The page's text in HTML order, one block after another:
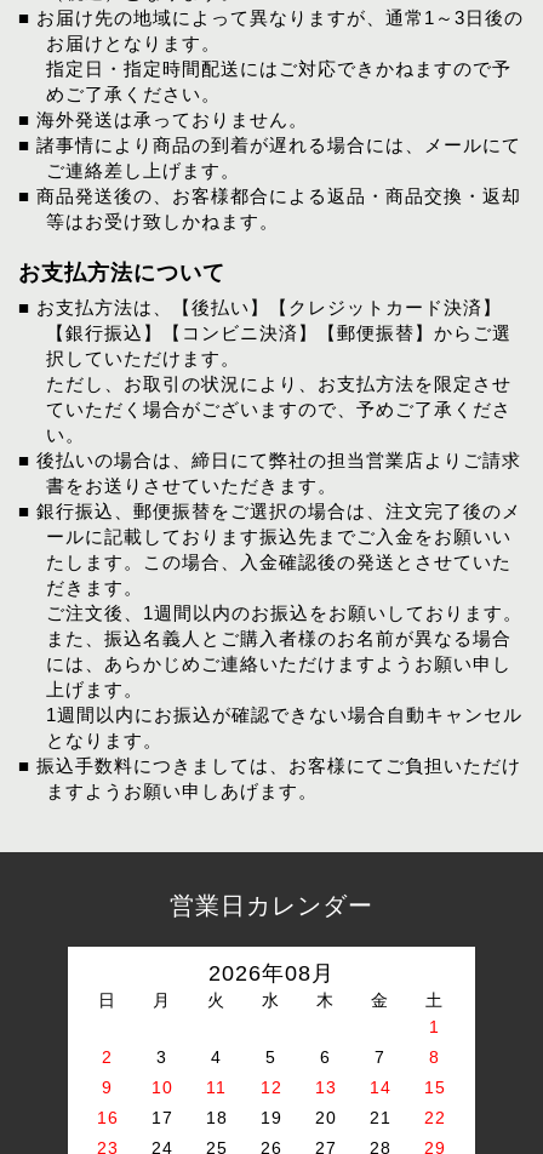
■ お届け先の地域によって異なりますが、通常1～3日後の
お届けとなります。
指定日・指定時間配送にはご対応できかねますので予
めご了承ください。
■ 海外発送は承っておりません。
■ 諸事情により商品の到着が遅れる場合には、メールにて
ご連絡差し上げます。
■ 商品発送後の、お客様都合による返品・商品交換・返却
等はお受け致しかねます。
お支払方法について
■ お支払方法は、【後払い】【クレジットカード決済】
【銀行振込】【コンビニ決済】【郵便振替】からご選
択していただけます。
ただし、お取引の状況により、お支払方法を限定させ
ていただく場合がございますので、予めご了承くださ
い。
■ 後払いの場合は、締日にて弊社の担当営業店よりご請求
書をお送りさせていただきます。
■ 銀行振込、郵便振替をご選択の場合は、注文完了後のメ
ールに記載しております振込先までご入金をお願いい
たします。この場合、入金確認後の発送とさせていた
だきます。
ご注文後、1週間以内のお振込をお願いしております。
また、振込名義人とご購入者様のお名前が異なる場合
には、あらかじめご連絡いただけますようお願い申し
上げます。
1週間以内にお振込が確認できない場合自動キャンセル
となります。
■ 振込手数料につきましては、お客様にてご負担いただけ
ますようお願い申しあげます。
営業日カレンダー
2026年08月
日 月 火 水 木 金
土
1
2
3 4 5 6 7
8
9
10 11 12 13 14
15
16
17 18 19 20 21
22
23
24 25 26 27 28 29